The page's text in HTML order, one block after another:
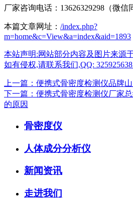
厂家咨询电话：13626329298（微信
本篇文章网址： /index.php?
m=home&c=View&a=index&aid=1893
本站声明:网站部分内容及图片来源
如有侵权,请联系我们,QQ:
上一篇：便携式骨密度检测仪品牌
下一篇：便携式骨密度检测仪厂家
的原因
骨密度仪
人体成分分析仪
新闻资讯
走进我们